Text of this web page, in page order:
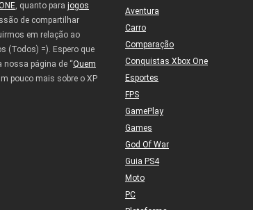
, quanto para jogos
de compartilhar
em relação ao
(Todos) =). Espero que
nossa página de “Quem
pouco mais sobre o XP
Aventura
Carro
Comparação
Conquistas Xbox One
Esportes
FPS
GamePlay
Games
God Of War
Guia PS4
Moto
PC